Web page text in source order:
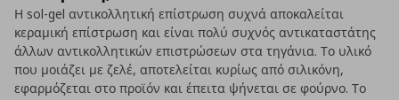
Η sol-gel αντικολλητική επίστρωση συχνά αποκαλείται
κεραμική επίστρωση και είναι πολύ συχνός αντικαταστάτης
άλλων αντικολλητικών επιστρώσεων στα τηγάνια. Το υλικό
που μοιάζει με ζελέ, αποτελείται κυρίως από σιλικόνη,
εφαρμόζεται στο προϊόν και έπειτα ψήνεται σε φούρνο. Το